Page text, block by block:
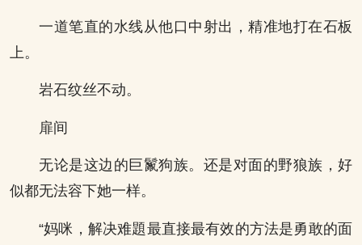
一道笔直的水线从他口中射出，精准地打在石板
上。
岩石纹丝不动。
扉间
无论是这边的巨鬣狗族。还是对面的野狼族，好
似都无法容下她一样。
“妈咪，解决难題最直接最有效的方法是勇敢的面